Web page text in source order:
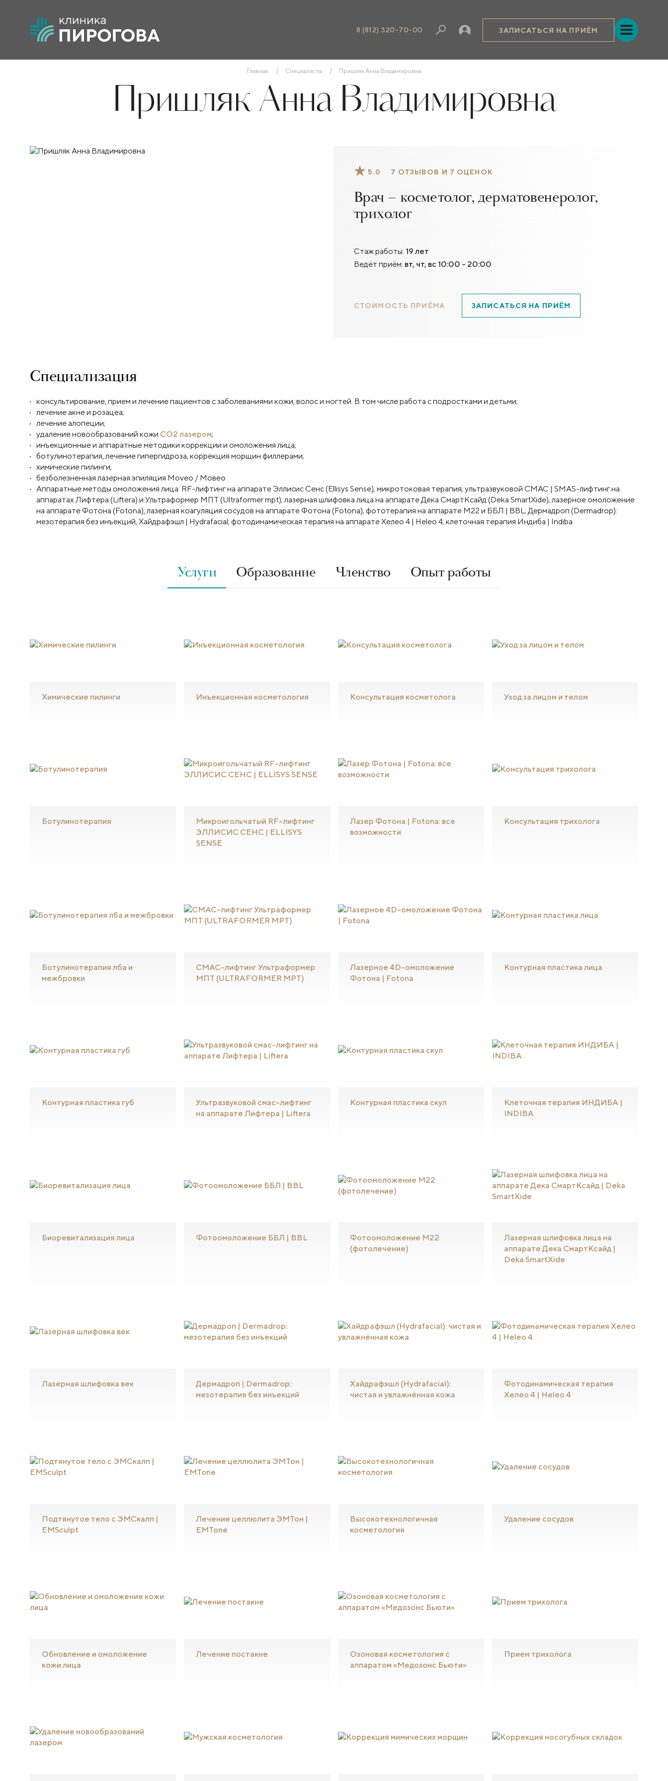
8 (812) 320-70-00 ЗАПИСАТЬСЯ НА ПРИЁМ
Главная Специалисты Пришляк Анна Владимировна
Пришляк Анна Владимировна
5.0 7 ОТЗЫВОВ И 7 ОЦЕНОК
Врач – косметолог, дерматовенеролог,
трихолог
Стаж работы: 19 лет
Ведёт приём: вт, чт, вс 10:00 - 20:00
СТОИМОСТЬ ПРИЁМА ЗАПИСАТЬСЯ НА ПРИЁМ
Специализация
консультирование, прием и лечение пациентов с заболеваниями кожи, волос и ногтей. В том числе работа с подростками и детьми;
лечение акне и розацеа;
лечение алопеции;
удаление новообразований кожи СО2 лазером;
инъекционные и аппаратные методики коррекции и омоложения лица;
ботулинотерапия, лечение гипергидроза, коррекция морщин филлерами;
химические пилинги;
безболезненная лазерная эпиляция Moveo / Мовео
Аппаратные методы омоложения лица: RF-лифтинг на аппарате Эллисис Сенс (Ellisys Sense); микротоковая терапия; ультразвуковой СМАС | SMAS-лифтинг на
аппаратах Лифтера (Liftera) и Ультраформер МПТ (Ultraformer mpt); лазерная шлифовка лица на аппарате Дека СмартКсайд (Deka SmartXide); лазерное омоложение
на аппарате Фотона (Fotona), лазерная коагуляция сосудов на аппарате Фотона (Fotona); фототерапия на аппарате М22 и ББЛ | BBL; Дермадроп (Dermadrop):
мезотерапия без инъекций, Хайдрафэшл | Hydrafacial; фотодинамическая терапия на аппарате Хелео 4 | Heleo 4; клеточная терапия Индиба | Indiba
Услуги Образование Членство Опыт работы
Химические пилинги Инъекционная косметология Консультация косметолога Уход за лицом и телом
Ботулинотерапия
Микроигольчатый RF-лифтинг
ЭЛЛИСИС СЕНС | ELLISYS
SENSE
Лазер Фотона | Fotona: все
возможности
Консультация трихолога
Ботулинотерапия лба и
межбровки
СМАС-лифтинг Ультраформер
МПТ (ULTRAFORMER MPT)
Лазерное 4D-омоложение
Фотона | Fotona
Контурная пластика лица
Контурная пластика губ
Ультразвуковой смас-лифтинг
на аппарате Лифтера | Liftera
Контурная пластика скул
Клеточная терапия ИНДИБА |
INDIBA
Биоревитализация лица Фотоомоложение ББЛ | BBL
Фотоомоложение М22
(фотолечение)
Лазерная шлифовка лица на
аппарате Дека СмартКсайд |
Deka SmartXide
Лазерная шлифовка век
Дермадроп | Dermadrop:
мезотерапия без инъекций
Хайдрафэшл (Hydrafacial):
чистая и увлажнённая кожа
Фотодинамическая терапия
Хелео 4 | Heleo 4
Подтянутое тело с ЭМСкалп |
EMSculpt
Лечение целлюлита ЭМТон |
EMTone
Высокотехнологичная
косметология
Удаление сосудов
Обновление и омоложение
кожи лица
Лечение постакне
Озоновая косметология с
аппаратом «Медозонс Бьюти»
Прием трихолога